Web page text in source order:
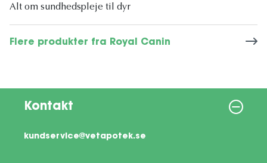
Alt om sundhedspleje til dyr
Flere produkter fra Royal Canin
Kontakt
kundservice@vetapotek.se